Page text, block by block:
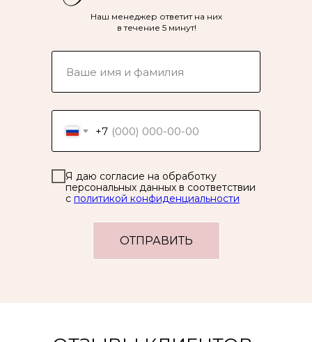
+7
Я даю согласие на обработку
персональных данных в соответствии
с политикой конфиденциальности
ОТПРАВИТЬ
Наш менеджер ответит на них
в течение 5 минут!